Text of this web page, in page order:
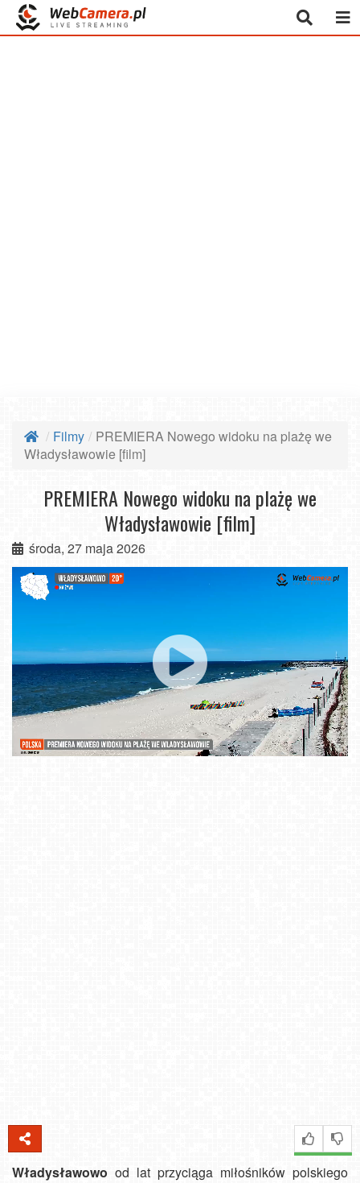
Filmy
PREMIERA Nowego widoku na plażę we
Władysławowie [film]
PREMIERA Nowego widoku na plażę we
Władysławowie [film]
środa, 27 maja 2026
Władysławowo od lat przyciąga miłośników polskiego